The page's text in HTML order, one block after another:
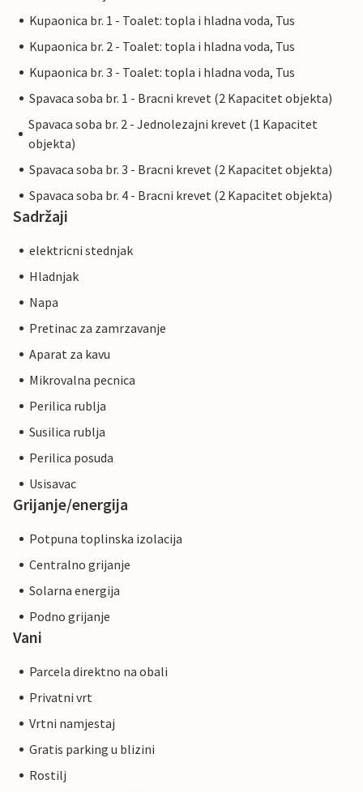
Kupaonica br. 1 - Toalet: topla i hladna voda, Tus
Kupaonica br. 2 - Toalet: topla i hladna voda, Tus
Kupaonica br. 3 - Toalet: topla i hladna voda, Tus
Spavaca soba br. 1 - Bracni krevet (2 Kapacitet objekta)
Spavaca soba br. 2 - Jednolezajni krevet (1 Kapacitet
objekta)
Spavaca soba br. 3 - Bracni krevet (2 Kapacitet objekta)
Spavaca soba br. 4 - Bracni krevet (2 Kapacitet objekta)
Sadržaji
elektricni stednjak
Hladnjak
Napa
Pretinac za zamrzavanje
Aparat za kavu
Mikrovalna pecnica
Perilica rublja
Susilica rublja
Perilica posuda
Usisavac
Grijanje/energija
Potpuna toplinska izolacija
Centralno grijanje
Solarna energija
Podno grijanje
Vani
Parcela direktno na obali
Privatni vrt
Vrtni namjestaj
Gratis parking u blizini
Rostilj